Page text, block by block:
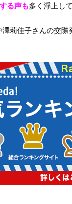
る声も多く浮上し
莉佳子さんの交際